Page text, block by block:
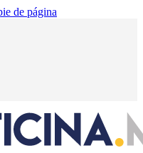
de página